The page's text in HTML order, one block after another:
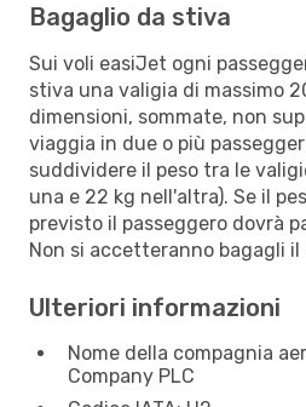
Bagaglio da stiva
Sui voli easiJet ogni
stiva una valigia di massimo
dimensioni, sommate, non
viaggia in due o più
suddividere il peso tra le
una e 22 kg nell'altra). Se il
previsto il passeggero dovrà
Non si accetteranno bagagli il
Ulteriori informazioni
Nome della compagnia
Company PLC